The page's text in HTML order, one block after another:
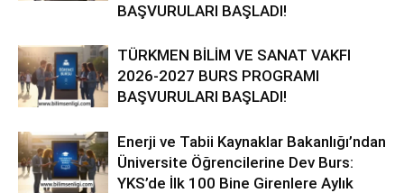
BAŞVURULARI BAŞLADI!
TÜRKMEN BİLİM VE SANAT VAKFI
2026-2027 BURS PROGRAMI
BAŞVURULARI BAŞLADI!
Enerji ve Tabii Kaynaklar Bakanlığı’ndan
Üniversite Öğrencilerine Dev Burs:
YKS’de İlk 100 Bine Girenlere Aylık